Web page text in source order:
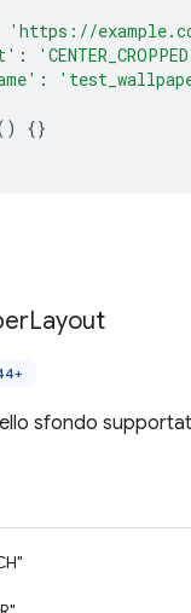
'https://
:
:
{}
Layout
sfondo